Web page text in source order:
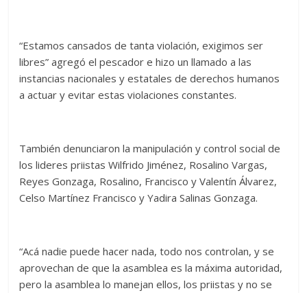
“Estamos cansados de tanta violación, exigimos ser
libres” agregó el pescador e hizo un llamado a las
instancias nacionales y estatales de derechos humanos
a actuar y evitar estas violaciones constantes.
También denunciaron la manipulación y control social de
los lideres priistas Wilfrido Jiménez, Rosalino Vargas,
Reyes Gonzaga, Rosalino, Francisco y Valentín Álvarez,
Celso Martínez Francisco y Yadira Salinas Gonzaga.
“Acá nadie puede hacer nada, todo nos controlan, y se
aprovechan de que la asamblea es la máxima autoridad,
pero la asamblea lo manejan ellos, los priistas y no se